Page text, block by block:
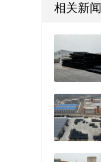
相关新闻